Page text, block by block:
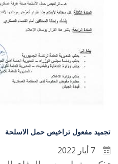
تجميد مفعول تراخيص حمل الاسلحة